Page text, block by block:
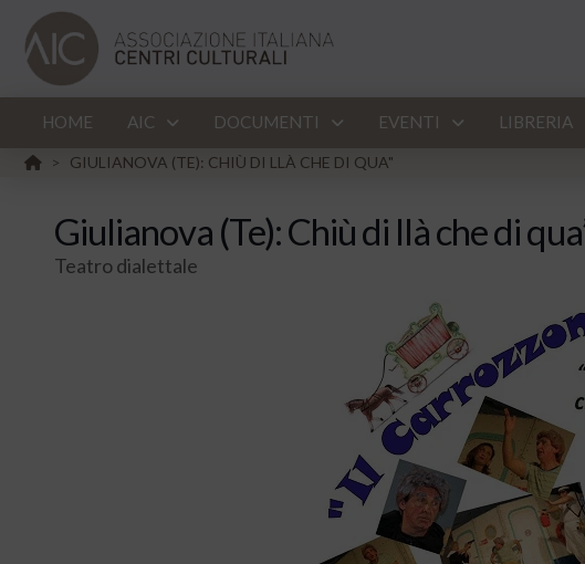
HOME AIC DOCUMENTI EVENTI LIBRERIA
HOME
> GIULIANOVA (TE): CHIÙ DI LLÀ CHE DI QUA"
Giulianova (Te): Chiù di llà che di
Teatro dialettale